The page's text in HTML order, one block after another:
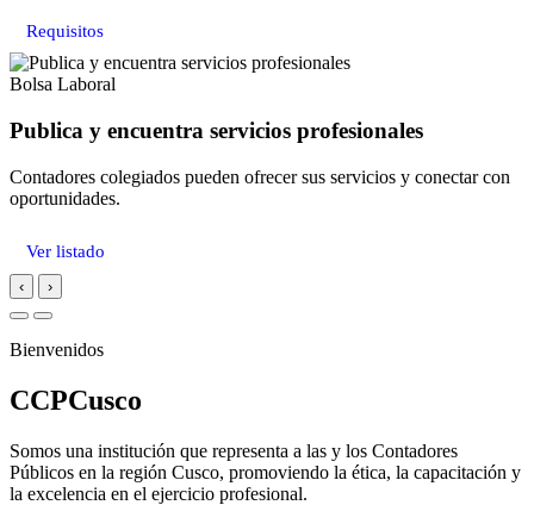
Requisitos
Bolsa Laboral
Publica y encuentra servicios profesionales
Contadores colegiados pueden ofrecer sus servicios y conectar con
oportunidades.
Ver listado
‹ ›
Bienvenidos
CCPCusco
Somos una institución que representa a las y los Contadores
Públicos en la región Cusco, promoviendo la ética, la capacitación y
la excelencia en el ejercicio profesional.